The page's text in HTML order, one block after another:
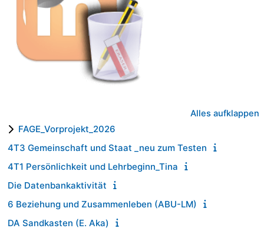
Alles aufklappen
FAGE_Vorprojekt_2026
4T3 Gemeinschaft und Staat _neu zum Testen
4T1 Persönlichkeit und Lehrbeginn_Tina
Die Datenbankaktivität
6 Beziehung und Zusammenleben (ABU-LM)
DA Sandkasten (E. Aka)